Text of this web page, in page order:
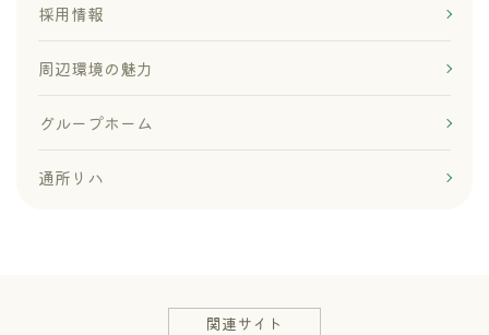
採用情報
周辺環境の魅力
グループホーム
通所リハ
関連サイト